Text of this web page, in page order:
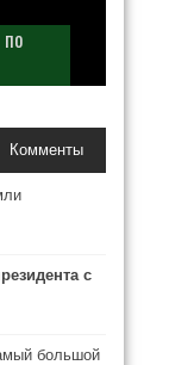
Комменты
с
большой